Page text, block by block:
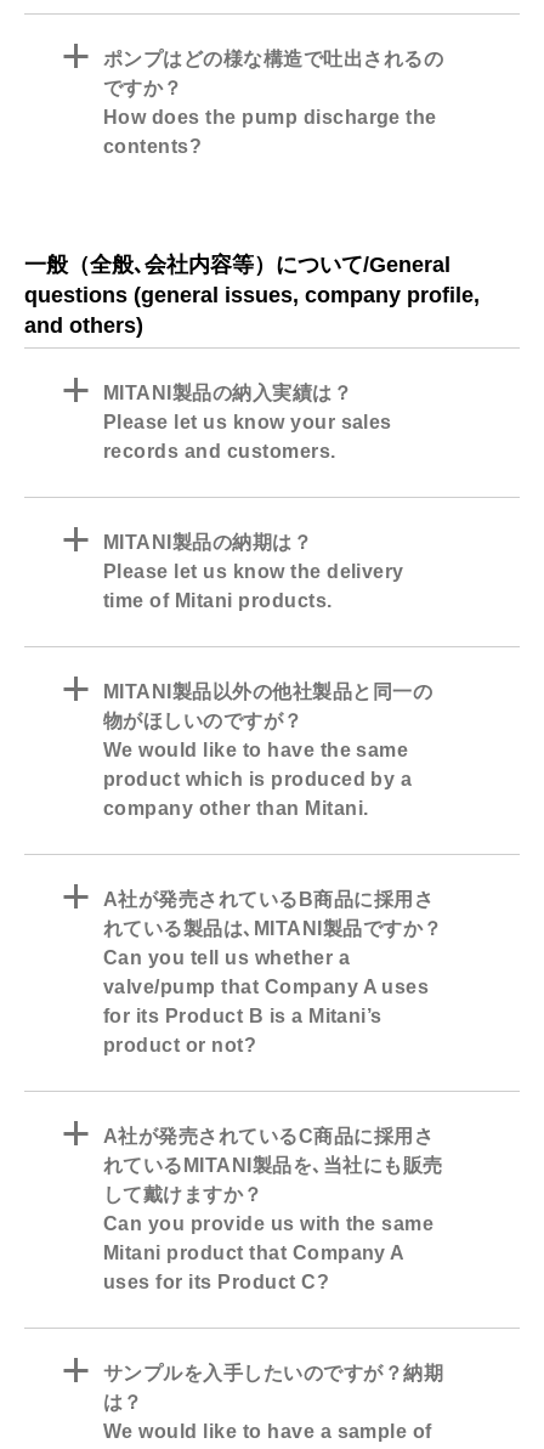
a
ポンプはどの様な構造で吐出されるの
ですか？
How does the pump discharge the
contents?
一般（全般､会社内容等）について/General
questions (general issues, company profile,
and others)
a
MITANI製品の納入実績は？
Please let us know your sales
records and customers.
a
MITANI製品の納期は？
Please let us know the delivery
time of Mitani products.
a
MITANI製品以外の他社製品と同一の
物がほしいのですが？
We would like to have the same
product which is produced by a
company other than Mitani.
a
A社が発売されているB商品に採用さ
れている製品は､MITANI製品ですか？
Can you tell us whether a
valve/pump that Company A uses
for its Product B is a Mitani’s
product or not?
a
A社が発売されているC商品に採用さ
れているMITANI製品を､当社にも販売
して戴けますか？
Can you provide us with the same
Mitani product that Company A
uses for its Product C?
a
サンプルを入手したいのですが？納期
は？
We would like to have a sample of